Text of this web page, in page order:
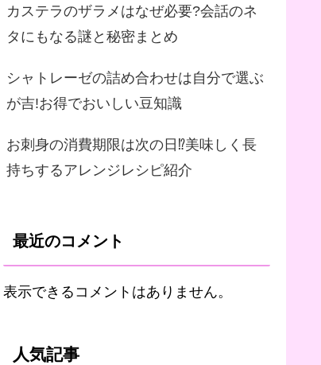
カステラのザラメはなぜ必要?会話のネ
タにもなる謎と秘密まとめ
シャトレーゼの詰め合わせは自分で選ぶ
が吉!お得でおいしい豆知識
お刺身の消費期限は次の日⁉︎美味しく長
持ちするアレンジレシピ紹介
最近のコメント
表示できるコメントはありません。
人気記事